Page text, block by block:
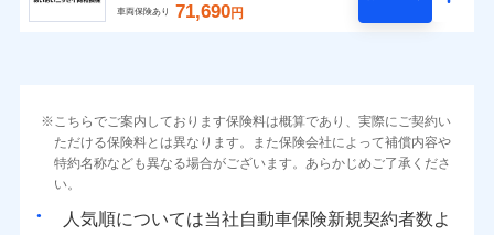
車両保険あり 71,690円
こちらでご案内しております保険料は概算であり、実際にご契約い
ただける保険料とは異なります。また保険会社によって補償内容や
特約名称なども異なる場合がございます。あらかじめご了承くださ
い。
人気順については当社
新規契約者数よ